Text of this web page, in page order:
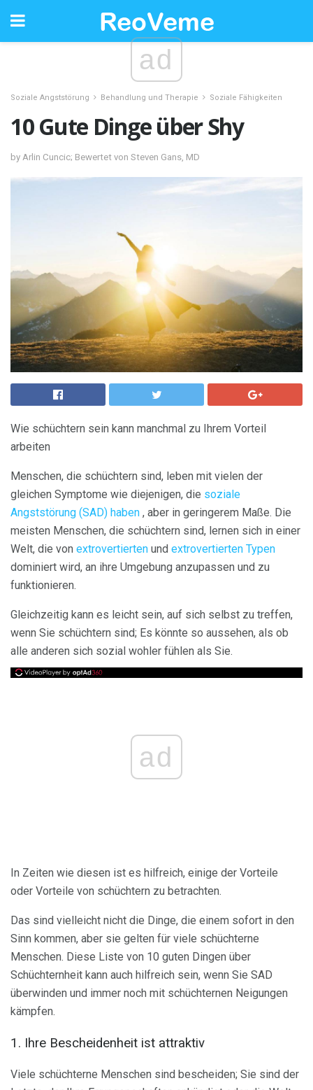
ad
Soziale Angststörung Behandlung und Therapie Soziale Fähigkeiten
10 Gute Dinge über Shy
by Arlin Cuncic; Bewertet von Steven Gans, MD
Wie schüchtern sein kann manchmal zu Ihrem Vorteil
arbeiten
Menschen, die schüchtern sind, leben mit vielen der
gleichen Symptome wie diejenigen, die soziale
Angststörung (SAD) haben , aber in geringerem Maße. Die
meisten Menschen, die schüchtern sind, lernen sich in einer
Welt, die von extrovertierten und extrovertierten Typen
dominiert wird, an ihre Umgebung anzupassen und zu
funktionieren.
Gleichzeitig kann es leicht sein, auf sich selbst zu treffen,
wenn Sie schüchtern sind; Es könnte so aussehen, als ob
alle anderen sich sozial wohler fühlen als Sie.
ad
In Zeiten wie diesen ist es hilfreich, einige der Vorteile
oder Vorteile von schüchtern zu betrachten.
Das sind vielleicht nicht die Dinge, die einem sofort in den
Sinn kommen, aber sie gelten für viele schüchterne
Menschen. Diese Liste von 10 guten Dingen über
Schüchternheit kann auch hilfreich sein, wenn Sie SAD
überwinden und immer noch mit schüchternen Neigungen
kämpfen.
1. Ihre Bescheidenheit ist attraktiv
Viele schüchterne Menschen sind bescheiden; Sie sind der